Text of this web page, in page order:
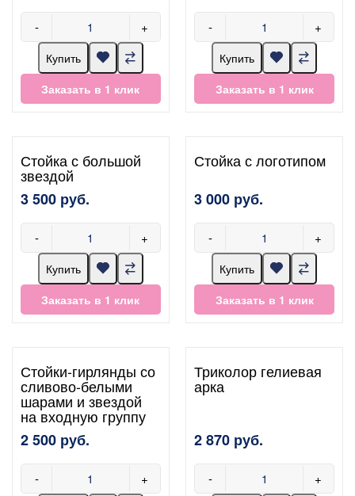
- +
Купить
Заказать в 1 клик
- +
Купить
Заказать в 1 клик
Стойка с большой
звездой
3 500 руб.
- +
Купить
Заказать в 1 клик
Стойка с логотипом
3 000 руб.
- +
Купить
Заказать в 1 клик
Стойки-гирлянды со
сливово-белыми
шарами и звездой
на входную группу
2 500 руб.
- +
Триколор гелиевая
арка
2 870 руб.
- +